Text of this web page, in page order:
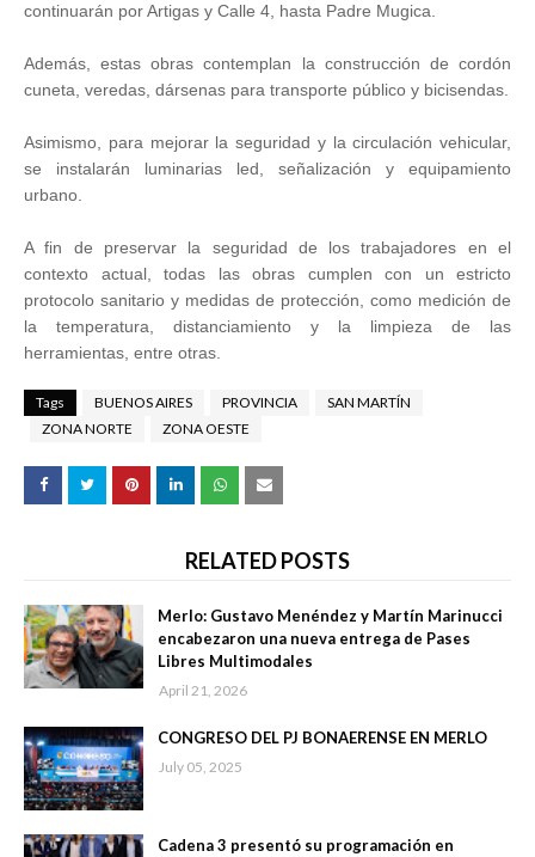
continuarán por Artigas y Calle 4, hasta Padre Mugica.
Además, estas obras contemplan la construcción de cordón
cuneta, veredas, dársenas para transporte público y bicisendas.
Asimismo, para mejorar la seguridad y la circulación vehicular,
se instalarán luminarias led, señalización y equipamiento
urbano.
A fin de preservar la seguridad de los trabajadores en el
contexto actual, todas las obras cumplen con un estricto
protocolo sanitario y medidas de protección, como medición de
la temperatura, distanciamiento y la limpieza de las
herramientas, entre otras.
Tags BUENOS AIRES PROVINCIA
SAN MARTÍN
ZONA NORTE
ZONA OESTE
RELATED POSTS
Merlo: Gustavo Menéndez y Martín Marinucci
encabezaron una nueva entrega de Pases
Libres Multimodales
April 21, 2026
CONGRESO DEL PJ BONAERENSE EN MERLO
July 05, 2025
Cadena 3 presentó su programación en